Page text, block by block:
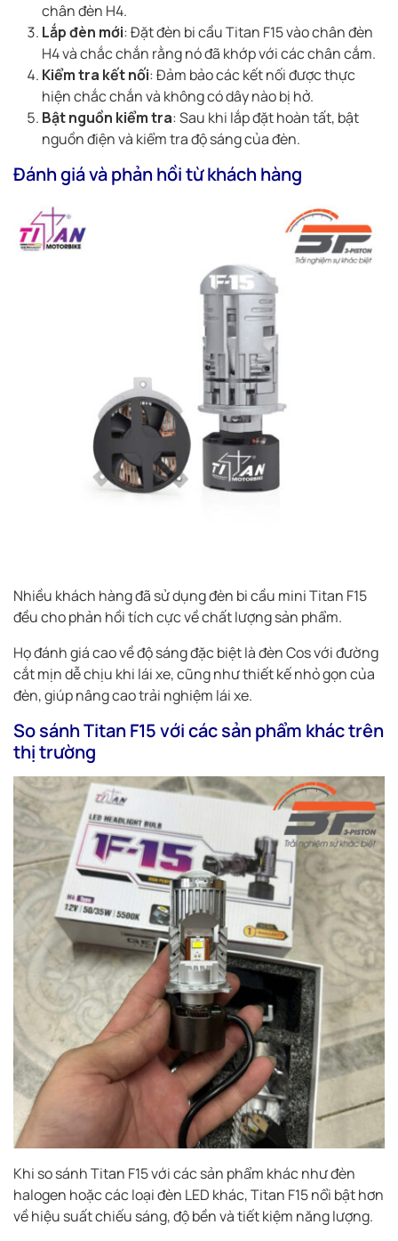
chân đèn H4.
Lắp đèn mới: Đặt đèn bi cầu Titan F15 vào chân đèn
H4 và chắc chắn rằng nó đã khớp với các chân cắm.
Kiểm tra kết nối: Đảm bảo các kết nối được thực
hiện chắc chắn và không có dây nào bị hở.
Bật nguồn kiểm tra: Sau khi lắp đặt hoàn tất, bật
nguồn điện và kiểm tra độ sáng của đèn.
Đánh giá và phản hồi từ khách hàng
Nhiều khách hàng đã sử dụng đèn bi cầu mini Titan F15
đều cho phản hồi tích cực về chất lượng sản phẩm.
Họ đánh giá cao về độ sáng đặc biệt là đèn Cos với đường
cắt mịn dễ chịu khi lái xe, cũng như thiết kế nhỏ gọn của
đèn, giúp nâng cao trải nghiệm lái xe.
So sánh Titan F15 với các sản phẩm khác trên
thị trường
Khi so sánh Titan F15 với các sản phẩm khác như đèn
halogen hoặc các loại đèn LED khác, Titan F15 nổi bật hơn
về hiệu suất chiếu sáng, độ bền và tiết kiệm năng lượng.